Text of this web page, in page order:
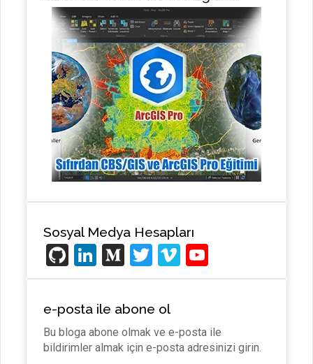
Sosyal Medya Hesapları
Gi
t
H
u
b
Li
n
ke
dI
n
M
e
di
u
m
T
wi
tt
er
Vi
m o
T
u
e-posta ile abone ol
Bu bloga abone olmak ve e-posta ile
bildirimler almak için e-posta adresinizi girin.